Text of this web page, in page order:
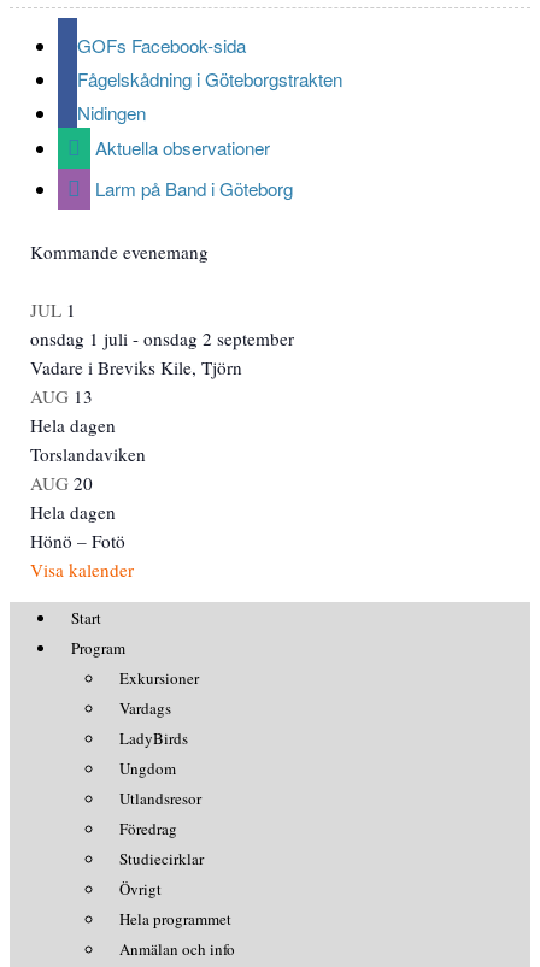
GOFs Facebook-sida
Fågelskådning i Göteborgstrakten
Nidingen
Aktuella observationer
Larm på Band i Göteborg
Kommande evenemang
JUL 1
onsdag 1 juli -onsdag 2 september
Vadare i Breviks Kile, Tjörn
AUG 13
Hela dagen
Torslandaviken
AUG20
Hela dagen
Hönö – Fotö
Visa kalender
Start
Program
Exkursioner
Vardags
LadyBirds
Ungdom
Utlandsresor
Föredrag
Studiecirklar
Övrigt
Hela programmet
Anmälan och info